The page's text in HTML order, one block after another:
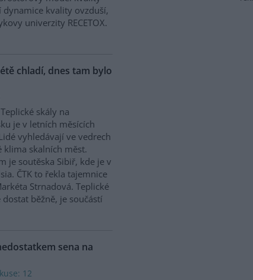
kvality ovzduší,
univerzity RECETOX.
chladí, dnes tam bylo
skály na
je v letních měsících
vyhledávají ve vedrech
klima skalních měst.
je soutěska Sibiř, kde je v
ČTK to řekla tajemnice
Strnadová. Teplické
běžně, je součástí
sena na
12